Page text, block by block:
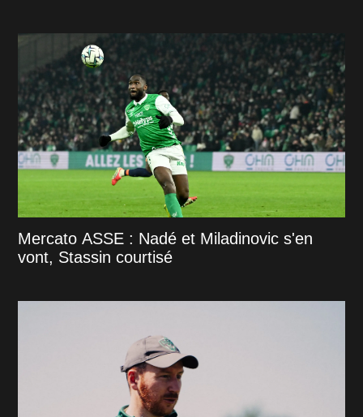
Mercato ASSE : Nadé et Miladinovic s'en
vont, Stassin courtisé